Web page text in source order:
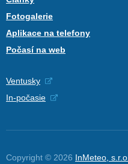
Fotogalerie
Aplikace na telefony
Počasí na web
Ventusky
In-počasie
Copyright © 2026 InMeteo, s.r.o.